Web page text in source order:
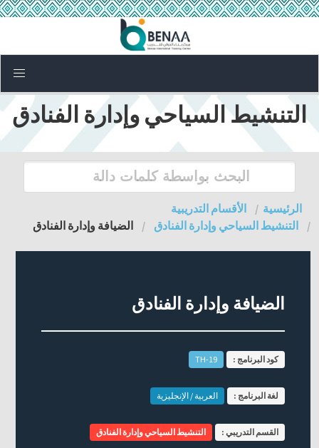
التنشيط السياحي وإدارة الفنادق
الرئيسية
الأقسام التدريبية
التنشيط السياحي وإدارة الفنادق
الضيافة وإدارة الفنادق
الضيافة وإدارة الفنادق
كود البرنامج : TH-19
لغة البرنامج : العربية / الإنجليزية
القسم التدريبي : التنشيط السياحي وإدارة الفنادق